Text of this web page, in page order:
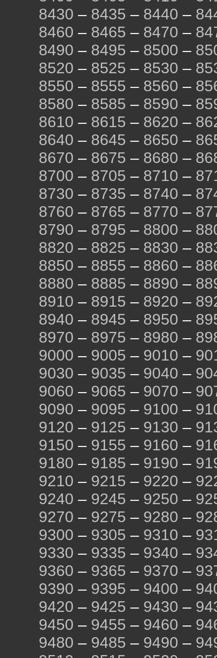
8430 – 8435 – 8440 –
8460 – 8465 – 8470 –
8490 – 8495 – 8500 –
8520 – 8525 – 8530 –
8550 – 8555 – 8560 –
8580 – 8585 – 8590 –
8610 – 8615 – 8620 –
8640 – 8645 – 8650 –
8670 – 8675 – 8680 –
8700 – 8705 – 8710 –
8730 – 8735 – 8740 –
8760 – 8765 – 8770 –
8790 – 8795 – 8800 –
8820 – 8825 – 8830 –
8850 – 8855 – 8860 –
8880 – 8885 – 8890 –
8910 – 8915 – 8920 –
8940 – 8945 – 8950 –
8970 – 8975 – 8980 –
9000 – 9005 – 9010 –
9030 – 9035 – 9040 –
9060 – 9065 – 9070 –
9090 – 9095 – 9100 –
9120 – 9125 – 9130 –
9150 – 9155 – 9160 –
9180 – 9185 – 9190 –
9210 – 9215 – 9220 –
9240 – 9245 – 9250 –
9270 – 9275 – 9280 –
9300 – 9305 – 9310 –
9330 – 9335 – 9340 –
9360 – 9365 – 9370 –
9390 – 9395 – 9400 –
9420 – 9425 – 9430 –
9450 – 9455 – 9460 –
9480 – 9485 – 9490 –